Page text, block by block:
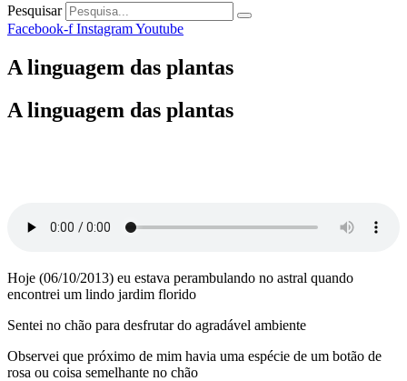
Pesquisar
Facebook-f InstagramYoutube
A linguagem das plantas
A linguagem das plantas
Hoje (06/10/2013) eu estava perambulando no astral quando
encontrei um lindo jardim florido
Sentei no chão para desfrutar do agradável ambiente
Observei que próximo de mim havia uma espécie de um botão de
rosa ou coisa semelhante no chão